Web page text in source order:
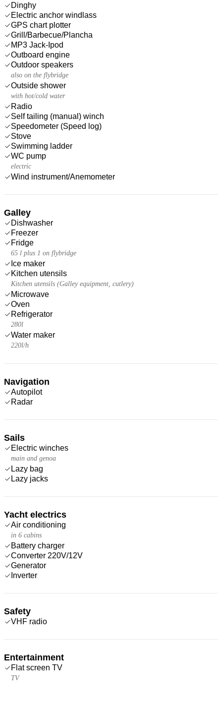
Dinghy
Electric anchor windlass
GPS chart plotter
Grill/Barbecue/Plancha
MP3 Jack-Ipod
Outboard engine
Outdoor speakers
also on the flybridge
Outside shower
with hot/cold water
Radio
Self tailing (manual) winch
Speedometer (Speed log)
Stove
Swimming ladder
WC pump
electric
Wind instrument/Anemometer
Galley
Dishwasher
Freezer
Fridge
65 l plus 1 on flybridge
Ice maker
Kitchen utensils
Kitchen utensils (Galley equipment, cutlery)
Microwave
Oven
Refrigerator
280l
Water maker
220l/h
Navigation
Autopilot
Radar
Sails
Electric winches
main and genoa
Lazy bag
Lazy jacks
Yacht electrics
Air conditioning
in 6 cabins
Battery charger
Converter 220V/12V
Generator
Inverter
Safety
VHF radio
Entertainment
Flat screen TV
TV